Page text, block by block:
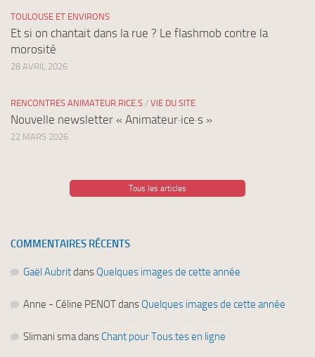
TOULOUSE ET ENVIRONS
Et si on chantait dans la rue ? Le flashmob contre la
morosité
28 AVRIL 2026
RENCONTRES ANIMATEUR.RICE.S / VIE DU SITE
Nouvelle newsletter « Animateur·ice·s »
22 MARS 2026
Tous les articles
COMMENTAIRES RÉCENTS
Gaël Aubritdans Quelques images de cette année
Anne - Céline PENOTdans Quelques images de cette année
Slimani smadans Chant pour Tous.tes en ligne